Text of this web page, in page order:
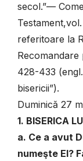
secol.”—
referitoare la
428-433
bisericii”).
Duminică 27
1. BISERICA
a. Ce a avut
numeşte El?